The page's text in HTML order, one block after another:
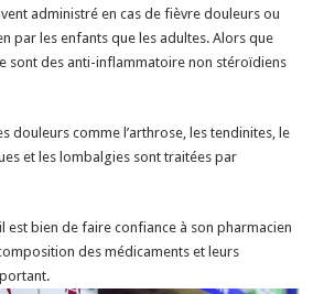
administré en cas de fièvre douleurs ou
par les enfants que les adultes. Alors que
sont des anti-inflammatoire non stéroïdiens
douleurs comme l’arthrose, les tendinites, le
et les lombalgies sont traitées par
est bien de faire confiance à son pharmacien
des médicaments et leurs